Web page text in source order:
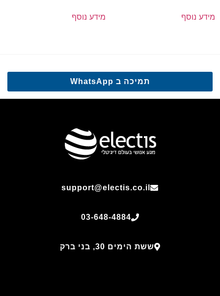
מידע נוסף מידע נוסף
תמיכה ב WhatsApp
support@electis.co.il
03-648-4884
ששת הימים 30, בני ברק